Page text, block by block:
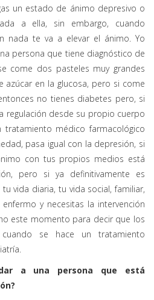
un estado de ánimo depresivo o
a ella, sin embargo, cuando
nada te va a elevar el ánimo. Yo
persona que tiene diagnóstico de
come dos pasteles muy grandes
azúcar en la glucosa, pero si come
no tienes diabetes pero, si
regulación desde su propio cuerpo
tratamiento médico farmacológico
pasa igual con la depresión, si
con tus propios medios está
pero si ya definitivamente es
vida diaria, tu vida social, familiar,
y necesitas la intervención
este momento para decir que los
se hace un tratamiento
a una persona que está